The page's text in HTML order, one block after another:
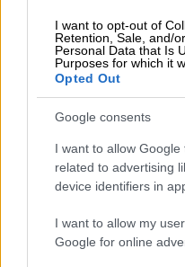
I want to opt-out of
Retention, Sale, and/
Personal Data that Is
Purposes for which it
Opted Out
Google consents
I want to allow
related to advertising
device identifiers in
I want to allow my
Google for online
Η Τουρκία δεν
Ερωτηθείς για την
πρόγραμμαF-35, ο
Άγκυρα δεν θέλει
πρόγραμμα, αλλά
Ουάσιγκτον τα
μαχητικά
πρόγραμμα, από τη
της δεν